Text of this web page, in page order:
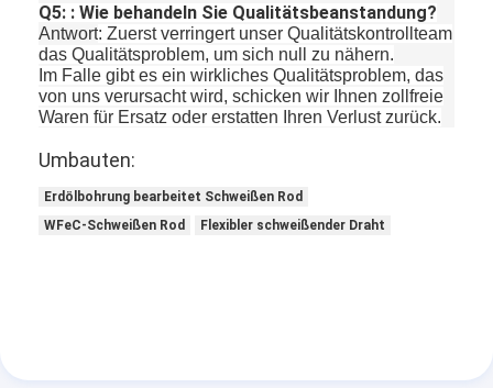
Q5: : Wie behandeln Sie Qualitätsbeanstandung?
Antwort: Zuerst verringert unser Qualitätskontrollteam
das Qualitätsproblem, um sich null zu nähern.
Im Falle gibt es ein wirkliches Qualitätsproblem, das
von uns verursacht wird, schicken wir Ihnen zollfreie
Waren für Ersatz oder erstatten Ihren Verlust zurück.
Umbauten:
Erdölbohrung bearbeitet Schweißen Rod
WFeC-Schweißen Rod
Flexibler schweißender Draht